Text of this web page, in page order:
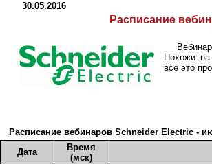
30.05.2016
Расписание
Похожи
все это
Расписание вебинаров Schneider Electric -
Дата
Время
(мск)